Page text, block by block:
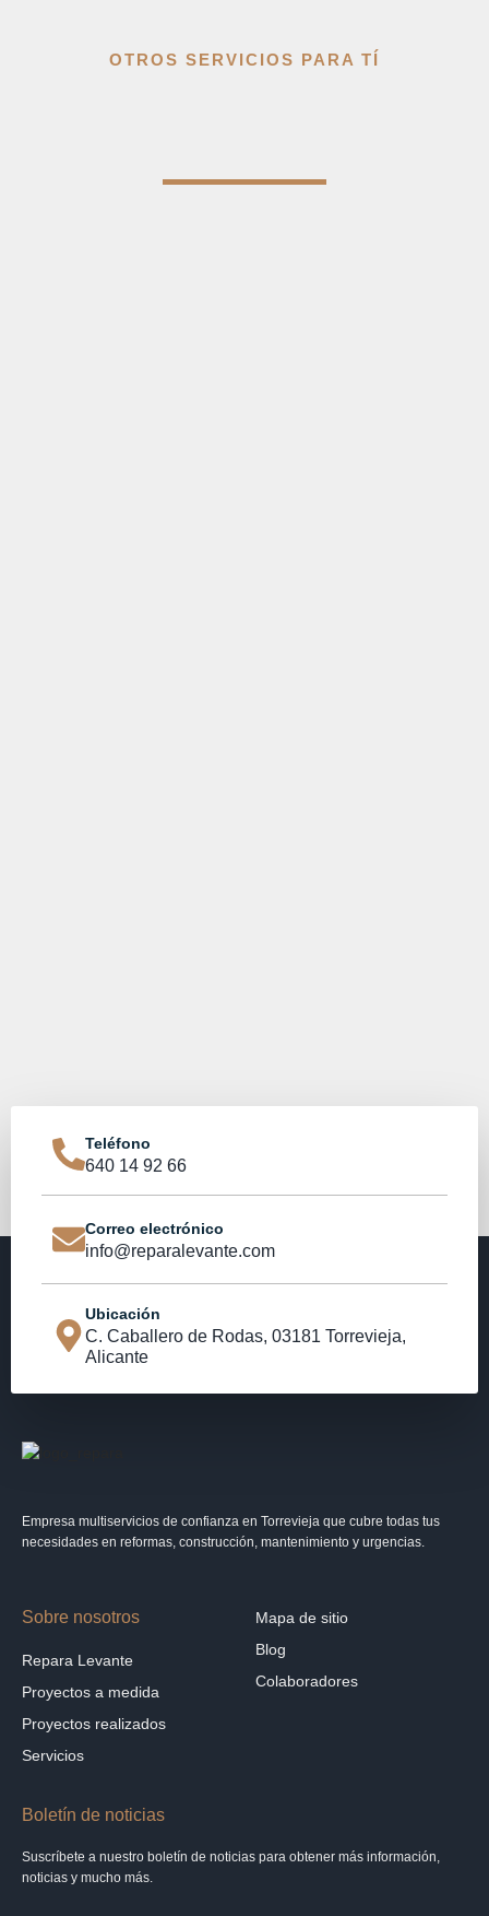
OTROS SERVICIOS PARA TÍ
Teléfono
640 14 92 66
Correo electrónico
info@reparalevante.com
Ubicación
C. Caballero de Rodas, 03181 Torrevieja,
Alicante
Empresa multiservicios de confianza en Torrevieja que cubre todas tus
necesidades en reformas, construcción, mantenimiento y urgencias.
Sobre nosotros
Repara Levante
Proyectos a medida
Proyectos realizados
Servicios
Mapa de sitio
Blog
Colaboradores
Boletín de noticias
Suscríbete a nuestro boletín de noticias para obtener más información,
noticias y mucho más.